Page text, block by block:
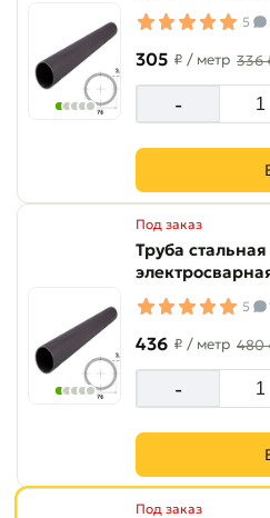
5
305 ₽ / метр 336
-
Под заказ
Труба стальная
5
436 ₽ / метр 480
-
Под заказ